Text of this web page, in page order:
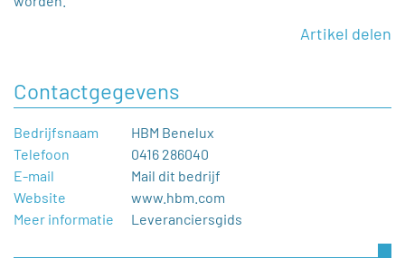
Artikel delen
Contactgegevens
Bedrijfsnaam
HBM Benelux
Telefoon
0416 286040
E-mail
Mail dit bedrijf
Website
www.hbm.com
Meer informatie
Leveranciersgids